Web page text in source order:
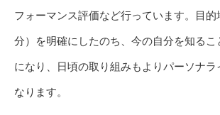
フォーマンス評価など行っています。目的
分）を明確にしたのち、今の自分を知る
になり、日頃の取り組みもよりパーソナラ
なります。